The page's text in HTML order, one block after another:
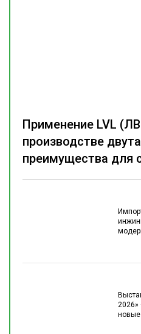
новые
Применение LVL
производстве
преимущества для